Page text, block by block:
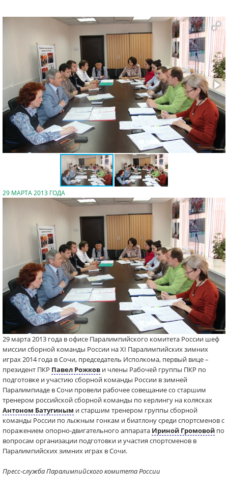
29 МАРТА 2013 ГОДА
29 марта 2013 года в офисе Паралимпийского комитета России шеф
миссии сборной команды России на XI Паралимпийских зимних
играх 2014 года в Сочи, председатель Исполкома, первый вице –
президент ПКР Павел Рожков и члены Рабочей группы ПКР по
подготовке и участию сборной команды России в зимней
Паралимпиаде в Сочи провели рабочее совещание со старшим
тренером российской сборной команды по керлингу на колясках
Антоном Батугиным и старшим тренером группы сборной
команды России по лыжным гонкам и биатлону среди спортсменов с
поражением опорно-двигательного аппарата Ириной Громовой по
вопросам организации подготовки и участия спортсменов в
Паралимпийских зимних играх в Сочи.
Пресс-служба Паралимпийского комитета России